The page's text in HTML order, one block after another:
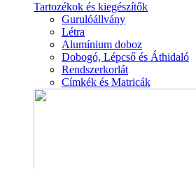
Tartozékok és kiegészítők
Gurulóállvány
Létra
Alumínium doboz
Dobogó, Lépcső és Áthidaló
Rendszerkorlát
Címkék és Matricák